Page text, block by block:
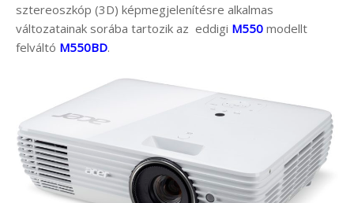
sztereoszkóp (3D) képmegjelenítésre alkalmas
változatainak sorába tartozik az eddigi M550 modellt
felváltó M550BD.